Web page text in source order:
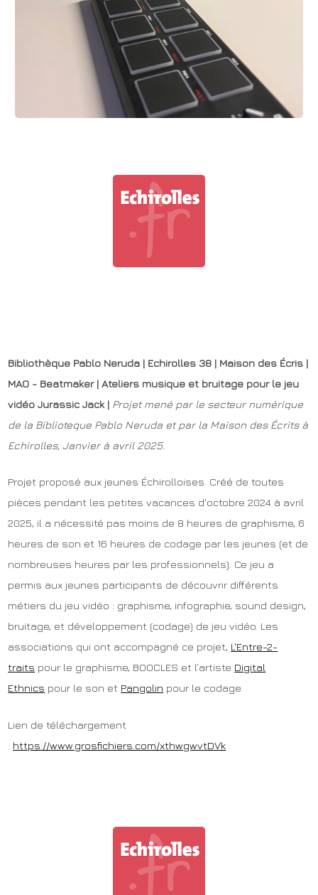
Bibliothèque Pablo Neruda | Echirolles 38 | Maison des Écris |
MAO - Beatmaker | Ateliers musique et bruitage pour le jeu
vidéo Jurassic Jack | Projet mené par le secteur numérique
de la Biblioteque Pablo Neruda et par la Maison des Écrits à
Echirolles, Janvier à avril 2025.
Projet proposé aux jeunes Échirolloises. Créé de toutes
pièces pendant les petites vacances d'octobre 2024 à avril
2025, il a nécessité pas moins de 8 heures de graphisme, 6
heures de son et 16 heures de codage par les jeunes (et de
nombreuses heures par les professionnels). Ce jeu a
permis aux jeunes participants de découvrir différents
métiers du jeu vidéo : graphisme, infographie, sound design,
bruitage, et développement (codage) de jeu vidéo. Les
associations qui ont accompagné ce projet, L'Entre-2-
traits pour le graphisme, BOOCLES et l’artiste Digital
Ethnics pour le son et Pangolin pour le codage.
Lien de téléchargement
: https://www.grosfichiers.com/xthwgwvtDVk